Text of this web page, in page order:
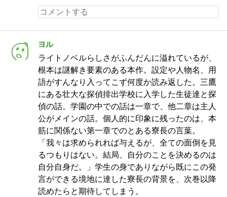
ヨル
ライトノベルらしさがふんだんに溢れているが、
根本は謎解き要素のある本作。設定や人物名、用
語がすんなり入ってこず何度か読み返した。三鷹
にある壮大な探偵排出学校に入学した生徒達と探
偵の話。学園の中での話は一章で、他二章は主人
公がメインの話。個人的に印象に残ったのは、本
筋に関係ない第一章でのとある寮長の言葉。
「我々は求められれば与えるが、全ての面倒を見
るつもりはない。結局、自分のことを決めるのは
自分自身だ。」学生の身でありながら既にこの発
言ができる境地に達した寮長の背景を、次巻以降
読めたらと期待してしまう。